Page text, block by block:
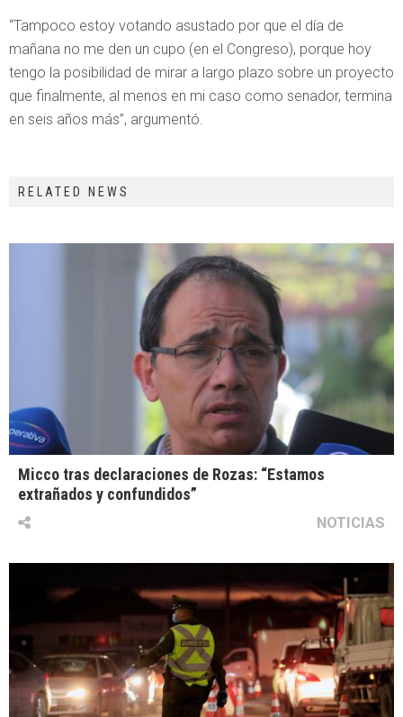
“Tampoco estoy votando asustado por que el día de
mañana no me den un cupo (en el Congreso), porque hoy
tengo la posibilidad de mirar a largo plazo sobre un proyecto
que finalmente, al menos en mi caso como senador, termina
en seis años más”, argumentó.
RELATED NEWS
Micco tras declaraciones de Rozas: “Estamos
extrañados y confundidos”
NOTICIAS